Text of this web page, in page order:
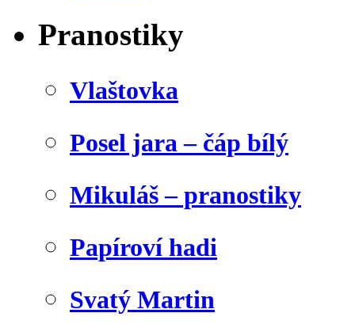
Pranostiky
Vlaštovka
Posel jara – čáp bílý
Mikuláš – pranostiky
Papíroví hadi
Svatý Martin